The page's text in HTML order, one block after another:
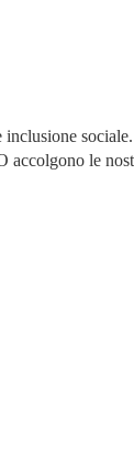
inclusione sociale.
le